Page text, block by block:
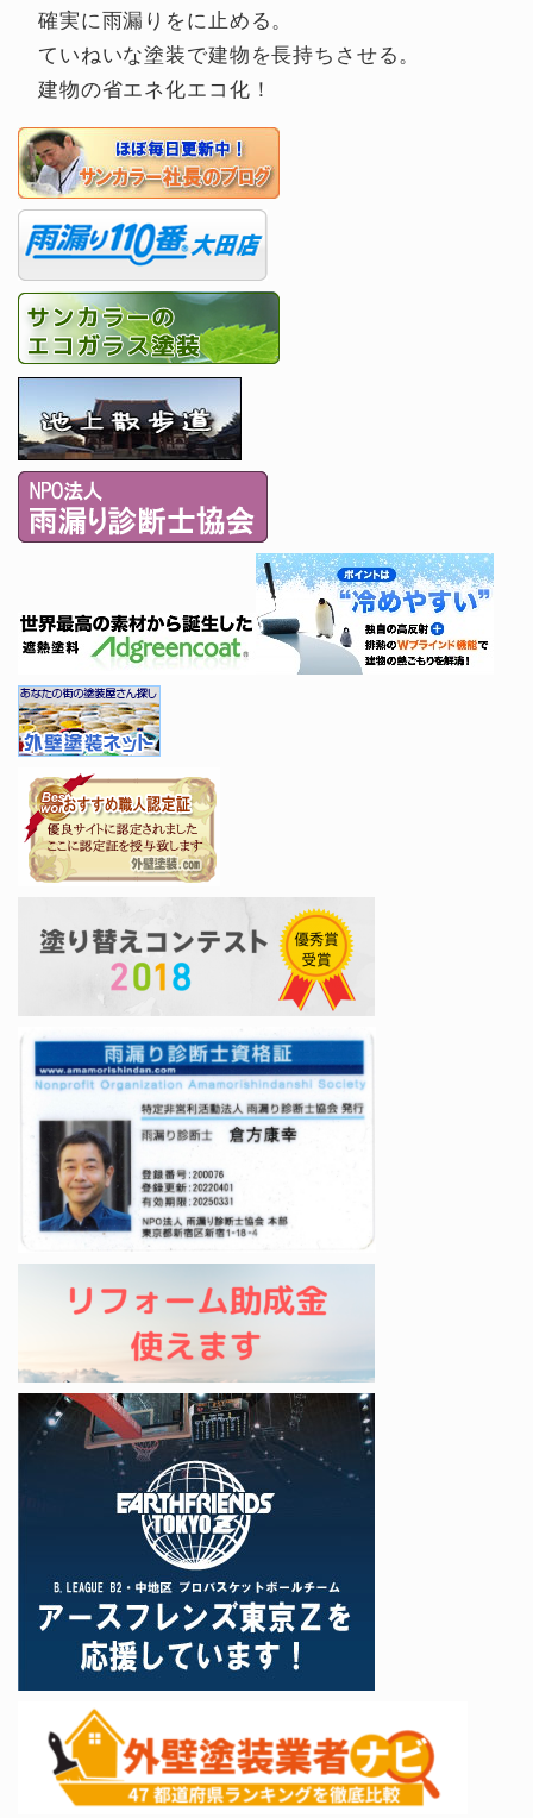
確実に雨漏りをに止める。
ていねいな塗装で建物を長持ちさせる。
建物の省エネ化エコ化！